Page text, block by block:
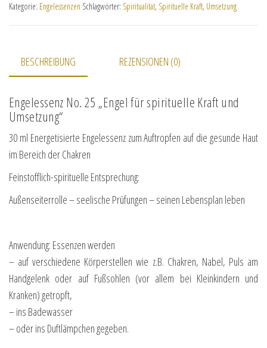
Kategorie: Engelessenzen Schlagwörter: Spiritualität, Spirituelle Kraft, Umsetzung
BESCHREIBUNG REZENSIONEN (0)
Engelessenz No. 25 „Engel für spirituelle Kraft und
Umsetzung“
30 ml Energetisierte Engelessenz zum Auftropfen auf die gesunde Haut
im Bereich der Chakren
Feinstofflich-spirituelle Entsprechung:
Außenseiterrolle – seelische Prüfungen – seinen Lebensplan leben
Anwendung: Essenzen werden
– auf verschiedene Körperstellen wie z.B. Chakren, Nabel, Puls am
Handgelenk oder auf Fußsohlen (vor allem bei Kleinkindern und
Kranken) getropft,
– ins Badewasser
– oder ins Duftlämpchen gegeben.